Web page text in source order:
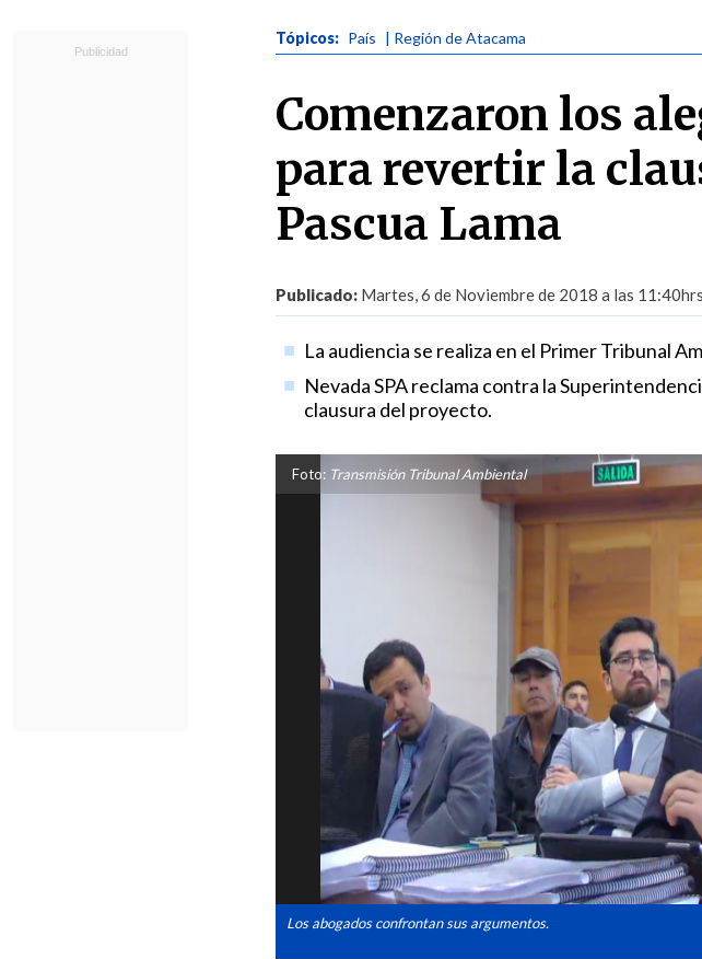
Tópicos: País | Región de Atacama
Comenzaron los
para revertir la
Pascua Lama
Publicado: Martes, 6 de Noviembre de 2018 a las
La audiencia se realiza en el Primer Tribunal
Nevada SPA reclama contra la
clausura del proyecto.
Foto: Transmisión Tribunal Ambiental
Los abogados confrontan sus argumentos.